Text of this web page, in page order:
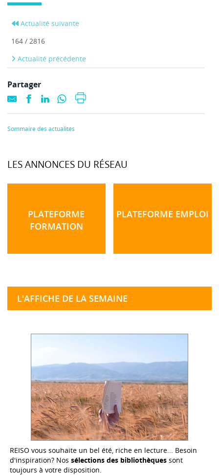
Actualité suivante
164 / 2816
Actualité précédente
Partager
Sommaire des actualités
LES ANNONCES DU RÉSEAU
PLATEFORME
FORMATION
PLATEFORME EMPLOI
L'AFFICHE DE LA SEMAINE
REISO vous souhaite un bel été, riche en lecture... Besoin
d'inspiration? Nos sélections des bibliothèques sont
toujours à votre disposition.